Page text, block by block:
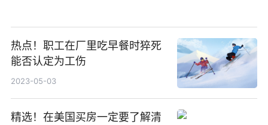
热点！职工在厂里吃早餐时猝死
能否认定为工伤
2023-05-03
精选！在美国买房一定要了解清